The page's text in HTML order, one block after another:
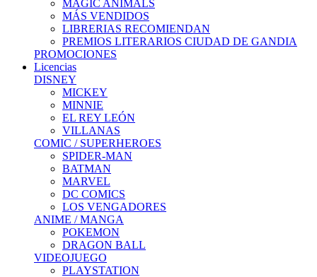
MAGIC ANIMALS
MÁS VENDIDOS
LIBRERIAS RECOMIENDAN
PREMIOS LITERARIOS CIUDAD DE GANDIA
PROMOCIONES
Licencias
DISNEY
MICKEY
MINNIE
EL REY LEÓN
VILLANAS
COMIC / SUPERHEROES
SPIDER-MAN
BATMAN
MARVEL
DC COMICS
LOS VENGADORES
ANIME / MANGA
POKEMON
DRAGON BALL
VIDEOJUEGO
PLAYSTATION